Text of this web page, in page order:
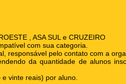
, ASA SUL e CRUZEIRO
com sua categoria.
responsável pelo contato com a
da quantidade de alunos
vinte reais) por aluno.